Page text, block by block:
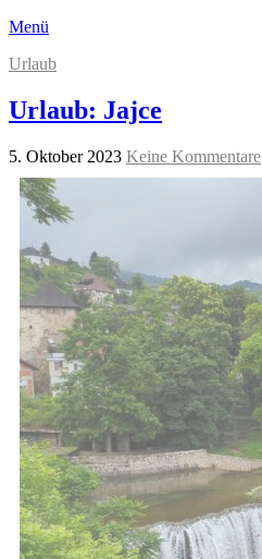
Menü
Urlaub
Urlaub: Jajce
5. Oktober 2023 Keine Kommentare